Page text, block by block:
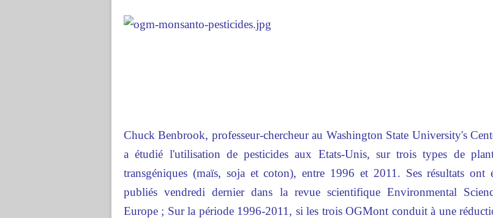
Chuck Benbrook, professeur-chercheur au Washington State University's
a étudié l'utilisation de pesticides aux Etats-Unis, sur trois types de
transgéniques (maïs, soja et coton), entre 1996 et 2011. Ses résultats ont
publiés vendredi dernier dans la revue scientifique Environmental
Europe ; Sur la période 1996-2011, si les trois OGMont conduit à une